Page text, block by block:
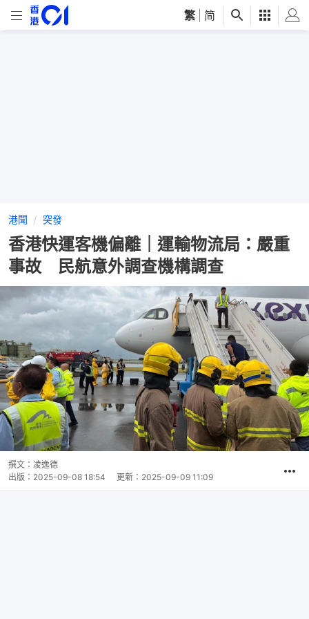
繁 简
港聞 突發
香港快運客機偏離｜運輸物流局：嚴重
事故 民航意外調查機構調查
撰文： 凌逸德
出版： 2025-09-08 18:54 更新： 2025-09-09 11:09